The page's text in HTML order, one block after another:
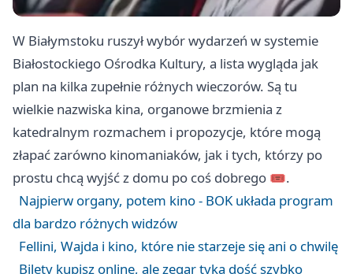
W Białymstoku ruszył wybór wydarzeń w systemie
Białostockiego Ośrodka Kultury, a lista wygląda jak
plan na kilka zupełnie różnych wieczorów. Są tu
wielkie nazwiska kina, organowe brzmienia z
katedralnym rozmachem i propozycje, które mogą
złapać zarówno kinomaniaków, jak i tych, którzy po
prostu chcą wyjść z domu po coś dobrego 🎟️.
Najpierw organy, potem kino - BOK układa program
dla bardzo różnych widzów
Fellini, Wajda i kino, które nie starzeje się ani o chwilę
Bilety kupisz online, ale zegar tyka dość szybko